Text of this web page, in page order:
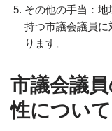
その他の手当：
持つ市議会議員
ります。
市議会議
性について